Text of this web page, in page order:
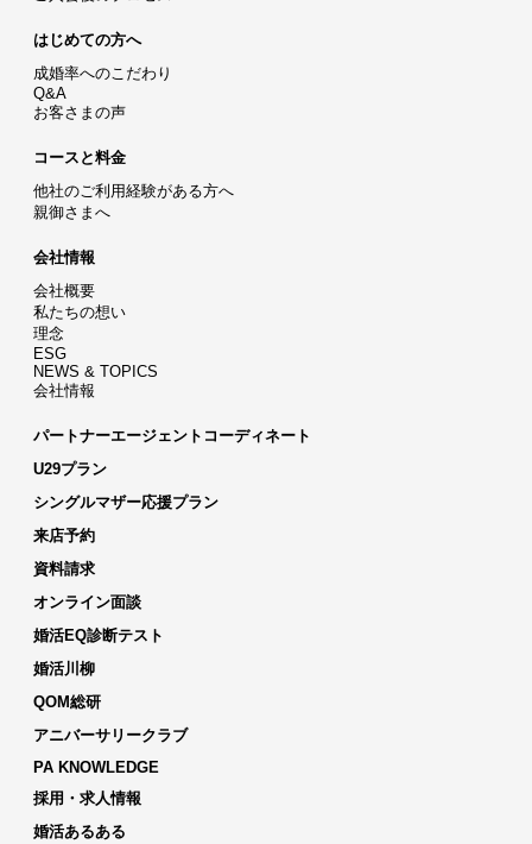
はじめての方へ
成婚率へのこだわり
Q&A
お客さまの声
コースと料金
他社のご利用経験がある方へ
親御さまへ
会社情報
会社概要
私たちの想い
理念
ESG
NEWS & TOPICS
会社情報
パートナーエージェントコーディネート
U29プラン
シングルマザー応援プラン
来店予約
資料請求
オンライン面談
婚活EQ診断テスト
婚活川柳
QOM総研
アニバーサリークラブ
PA KNOWLEDGE
採用・求人情報
婚活あるある